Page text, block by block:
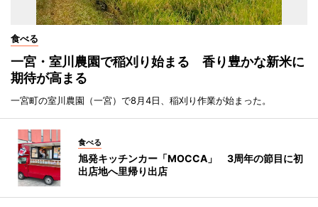
食べる
一宮・室川農園で稲刈り始まる 香り豊かな新米に
期待が高まる
一宮町の室川農園（一宮）で8月4日、稲刈り作業が始まった。
食べる
旭発キッチンカー「MOCCA」 3周年の節目に初
出店地へ里帰り出店